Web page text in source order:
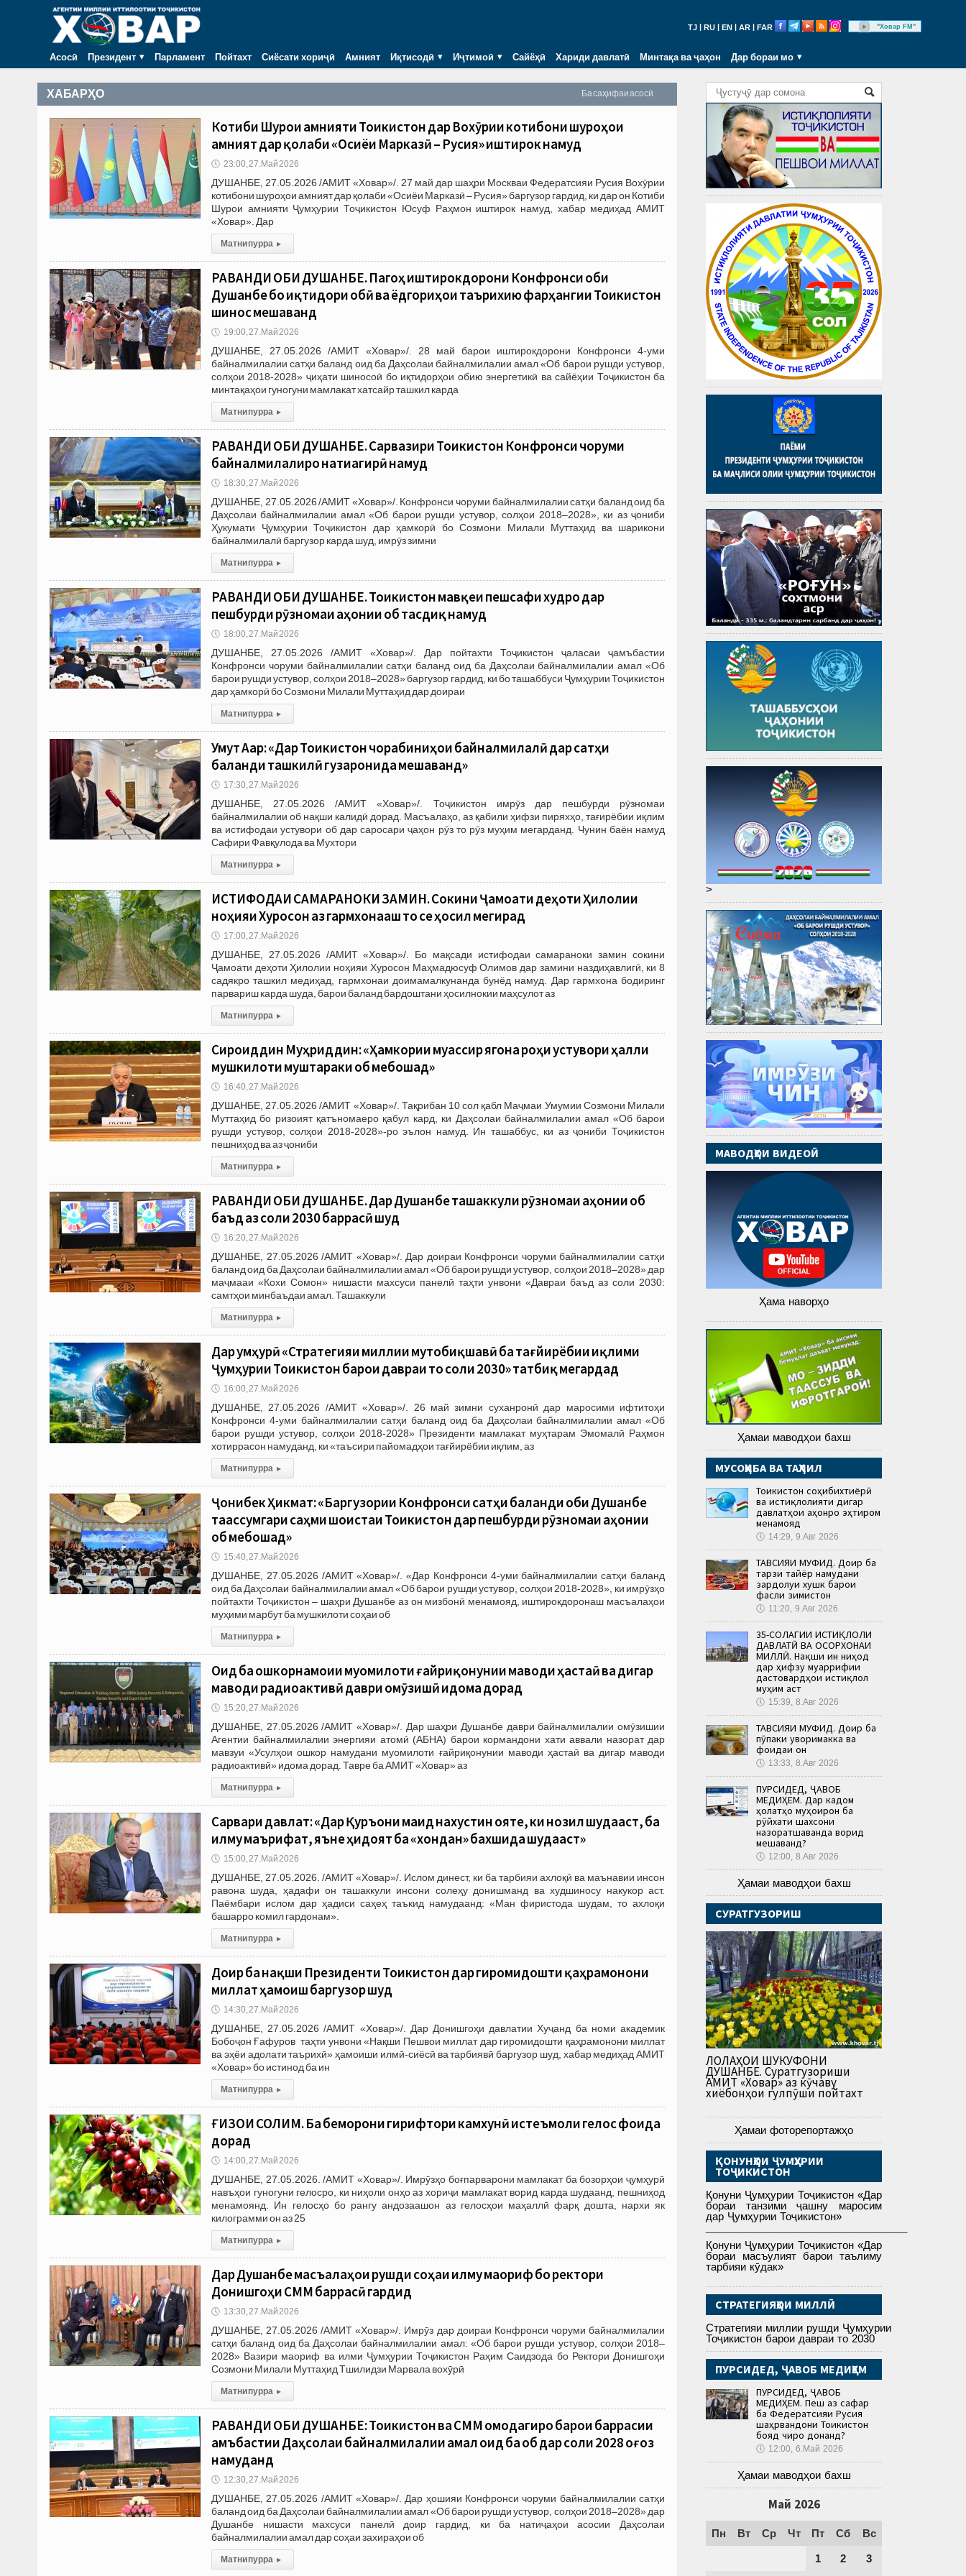
TJ RU EN AR FAR "Ховар FM"
Асосӣ Президент Парламент Пойтахт Сиёсати хориҷӣ Амният Иқтисодӣ Иҷтимоӣ Сайёҳӣ Хариди давлатӣ Минтақа ва ҷаҳон Дар бораи мо
Ба саҳифаи асосӣ
ХАБАРҲО
Котиби Шурои амнияти Тоҷикистон дар Вохӯрии котибони шуроҳои
амният дар қолаби «Осиёи Марказӣ – Русия» иштирок намуд
🕔 23:00, 27.Май 2026
ДУШАНБЕ, 27.05.2026 /АМИТ «Ховар»/. 27 май дар шаҳри Москваи Федератсияи Русия Вохӯрии
котибони шуроҳои амният дар қолаби «Осиёи Марказӣ – Русия» баргузор гардид, ки дар он Котиби
Шурои амнияти Ҷумҳурии Тоҷикистон Юсуф Раҳмон иштирок намуд, хабар медиҳад АМИТ
«Ховар». Дар
Матни пурра ▸
РАВАНДИ ОБИ ДУШАНБЕ. Пагоҳ иштирокдорони Конфронси оби
Душанбе бо иқтидори обӣ ва ёдгориҳои таърихию фарҳангии Тоҷикистон
шинос мешаванд
🕔 19:00, 27.Май 2026
ДУШАНБЕ, 27.05.2026 /АМИТ «Ховар»/. 28 май барои иштирокдорони Конфронси 4-уми
байналмилалии сатҳи баланд оид ба Даҳсолаи байналмилалии амал «Об барои рушди устувор,
солҳои 2018-2028» ҷиҳати шиносоӣ бо иқтидорҳои обию энергетикӣ ва сайёҳии Тоҷикистон ба
минтақаҳои гуногуни мамлакат хатсайр ташкил карда
Матни пурра ▸
РАВАНДИ ОБИ ДУШАНБЕ. Сарвазири Тоҷикистон Конфронси чоруми
байналмилалиро натиҷагирӣ намуд
🕔 18:30, 27.Май 2026
ДУШАНБЕ, 27.05.2026 /АМИТ «Ховар»/. Конфронси чоруми байналмилалии сатҳи баланд оид ба
Даҳсолаи байналмилалии амал «Об барои рушди устувор, солҳои 2018–2028», ки аз ҷониби
Ҳукумати Ҷумҳурии Тоҷикистон дар ҳамкорӣ бо Созмони Милали Муттаҳид ва шарикони
байналмилалӣ баргузор карда шуд, имрӯз зимни
Матни пурра ▸
РАВАНДИ ОБИ ДУШАНБЕ. Тоҷикистон мавқеи пешсафи худро дар
пешбурди рӯзномаи ҷаҳонии об тасдиқ намуд
🕔 18:00, 27.Май 2026
ДУШАНБЕ, 27.05.2026 /АМИТ «Ховар»/. Дар пойтахти Тоҷикистон ҷаласаи ҷамъбастии
Конфронси чоруми байналмилалии сатҳи баланд оид ба Даҳсолаи байналмилалии амал «Об
барои рушди устувор, солҳои 2018–2028» баргузор гардид, ки бо ташаббуси Ҷумҳурии Тоҷикистон
дар ҳамкорӣ бо Созмони Милали Муттаҳид дар доираи
Матни пурра ▸
Умут Аҷар: «Дар Тоҷикистон чорабиниҳои байналмилалӣ дар сатҳи
баланди ташкилӣ гузаронида мешаванд»
🕔 17:30, 27.Май 2026
ДУШАНБЕ, 27.05.2026 /АМИТ «Ховар»/. Тоҷикистон имрӯз дар пешбурди рӯзномаи
байналмилалии об нақши калидӣ дорад. Масъалаҳо, аз қабили ҳифзи пиряхҳо, тағирёбии иқлим
ва истифодаи устувори об дар саросари ҷаҳон рӯз то рӯз муҳим мегарданд. Чунин баён намуд
Сафири Фавқулода ва Мухтори
Матни пурра ▸
ИСТИФОДАИ САМАРАНОКИ ЗАМИН. Сокини Ҷамоати деҳоти Ҳилолии
ноҳияи Хуросон аз гармхонааш то се ҳосил мегирад
🕔 17:00, 27.Май 2026
ДУШАНБЕ, 27.05.2026 /АМИТ «Ховар»/. Бо мақсади истифодаи самараноки замин сокини
Ҷамоати деҳоти Ҳилолии ноҳияи Хуросон Маҳмадюсуф Олимов дар замини наздиҳавлигӣ, ки 8
садякро ташкил медиҳад, гармхонаи доимамалкунанда бунёд намуд. Дар гармхона бодиринг
парвариш карда шуда, барои баланд бардоштани ҳосилнокии маҳсулот аз
Матни пурра ▸
Сироҷиддин Муҳриддин: «Ҳамкории муассир ягона роҳи устувори ҳалли
мушкилоти муштараки об мебошад»
🕔 16:40, 27.Май 2026
ДУШАНБЕ, 27.05.2026 /АМИТ «Ховар»/. Тақрибан 10 сол қабл Маҷмаи Умумии Созмони Милали
Муттаҳид бо ризоият қатъномаеро қабул кард, ки Даҳсолаи байналмилалии амал «Об барои
рушди устувор, солҳои 2018-2028»-ро эълон намуд. Ин ташаббус, ки аз ҷониби Тоҷикистон
пешниҳод ва аз ҷониби
Матни пурра ▸
РАВАНДИ ОБИ ДУШАНБЕ. Дар Душанбе ташаккули рӯзномаи ҷаҳонии об
баъд аз соли 2030 баррасӣ шуд
🕔 16:20, 27.Май 2026
ДУШАНБЕ, 27.05.2026 /АМИТ «Ховар»/. Дар доираи Конфронси чоруми байналмилалии сатҳи
баланд оид ба Даҳсолаи байналмилалии амал «Об барои рушди устувор, солҳои 2018–2028» дар
маҷмааи «Кохи Сомон» нишасти махсуси панелӣ таҳти унвони «Давраи баъд аз соли 2030:
самтҳои минбаъдаи амал. Ташаккули
Матни пурра ▸
Дар ҷумҳурӣ «Стратегияи миллии мутобиқшавӣ ба тағйирёбии иқлими
Ҷумҳурии Тоҷикистон барои давраи то соли 2030» татбиқ мегардад
🕔 16:00, 27.Май 2026
ДУШАНБЕ, 27.05.2026 /АМИТ «Ховар»/. 26 май зимни суханронӣ дар маросими ифтитоҳи
Конфронси 4-уми байналмилалии сатҳи баланд оид ба Даҳсолаи байналмилалии амал «Об
барои рушди устувор, солҳои 2018-2028» Президенти мамлакат муҳтарам Эмомалӣ Раҳмон
хотиррасон намуданд, ки «таъсири пайомадҳои тағйирёбии иқлим, аз
Матни пурра ▸
Ҷонибек Ҳикмат: «Баргузории Конфронси сатҳи баланди оби Душанбе
таҷассумгари саҳми шоистаи Тоҷикистон дар пешбурди рӯзномаи ҷаҳонии
об мебошад»
🕔 15:40, 27.Май 2026
ДУШАНБЕ, 27.05.2026 /АМИТ «Ховар»/. «Дар Конфронси 4-уми байналмилалии сатҳи баланд
оид ба Даҳсолаи байналмилалии амал «Об барои рушди устувор, солҳои 2018-2028», ки имрӯзҳо
пойтахти Тоҷикистон – шаҳри Душанбе аз он мизбонӣ менамояд, иштирокдоронаш масъалаҳои
муҳими марбут ба мушкилоти соҳаи об
Матни пурра ▸
Оид ба ошкорнамоии муомилоти ғайриқонунии маводи ҳастаӣ ва дигар
маводи радиоактивӣ даври омӯзишӣ идома дорад
🕔 15:20, 27.Май 2026
ДУШАНБЕ, 27.05.2026 /АМИТ «Ховар»/. Дар шаҳри Душанбе даври байналмилалии омӯзишии
Агентии байналмилалии энергияи атомӣ (АБНА) барои кормандони хати аввали назорат дар
мавзуи «Усулҳои ошкор намудани муомилоти ғайриқонунии маводи ҳастаӣ ва дигар маводи
радиоактивӣ» идома дорад. Тавре ба АМИТ «Ховар» аз
Матни пурра ▸
Сарвари давлат: «Дар Қуръони маҷид нахустин ояте, ки нозил шудааст, ба
илму маърифат, яъне ҳидоят ба «хондан» бахшида шудааст»
🕔 15:00, 27.Май 2026
ДУШАНБЕ, 27.05.2026. /АМИТ «Ховар»/. Ислом динест, ки ба тарбияи ахлоқӣ ва маънавии инсон
равона шуда, ҳадафи он ташаккули инсони солеҳу донишманд ва худшиносу накукор аст.
Паёмбари ислом дар ҳадиси саҳеҳ таъкид намудаанд: «Ман фиристода шудам, то ахлоқи
башарро комил гардонам».
Матни пурра ▸
Доир ба нақши Президенти Тоҷикистон дар гиромидошти қаҳрамонони
миллат ҳамоиш баргузор шуд
🕔 14:30, 27.Май 2026
ДУШАНБЕ, 27.05.2026 /АМИТ «Ховар»/. Дар Донишгоҳи давлатии Хуҷанд ба номи академик
Бобоҷон Ғафуров таҳти унвони «Нақши Пешвои миллат дар гиромидошти қаҳрамонони миллат
ва эҳёи адолати таърихӣ» ҳамоиши илмӣ-сиёсӣ ва тарбиявӣ баргузор шуд, хабар медиҳад АМИТ
«Ховар» бо истинод ба ин
Матни пурра ▸
ҒИЗОИ СОЛИМ. Ба беморони гирифтори камхунӣ истеъмоли гелос фоида
дорад
🕔 14:00, 27.Май 2026
ДУШАНБЕ, 27.05.2026. /АМИТ «Ховар»/. Имрӯзҳо боғпарварони мамлакат ба бозорҳои ҷумҳурӣ
навъҳои гуногуни гелосро, ки ниҳоли онҳо аз хориҷи мамлакат ворид карда шудаанд, пешниҳод
менамоянд. Ин гелосҳо бо рангу андозаашон аз гелосҳои маҳаллӣ фарқ дошта, нархи як
килограмми он аз 25
Матни пурра ▸
Дар Душанбе масъалаҳои рушди соҳаи илму маориф бо ректори
Донишгоҳи СММ баррасӣ гардид
🕔 13:30, 27.Май 2026
ДУШАНБЕ, 27.05.2026 /АМИТ «Ховар»/. Имрӯз дар доираи Конфронси чоруми байналмилалии
сатҳи баланд оид ба Даҳсолаи байналмилалии амал: «Об барои рушди устувор, солҳои 2018–
2028» Вазири маориф ва илми Ҷумҳурии Тоҷикистон Раҳим Саидзода бо Ректори Донишгоҳи
Созмони Милали Муттаҳид Тшилидзи Марвала вохӯрӣ
Матни пурра ▸
РАВАНДИ ОБИ ДУШАНБЕ: Тоҷикистон ва СММ омодагиро барои баррасии
ҷамъбастии Даҳсолаи байналмилалии амал оид ба об дар соли 2028 оғоз
намуданд
🕔 12:30, 27.Май 2026
ДУШАНБЕ, 27.05.2026 /АМИТ «Ховар»/. Дар ҳошияи Конфронси чоруми байналмилалии сатҳи
баланд оид ба Даҳсолаи байналмилалии амал «Об барои рушди устувор, солҳои 2018–2028» дар
Душанбе нишасти махсуси панелӣ доир гардид, ки ба натиҷаҳои асосии Даҳсолаи
байналмилалии амал дар соҳаи захираҳои об
Матни пурра ▸
>
МАВОДҲОИ ВИДЕОӢ
Ҳама наворҳо
Ҳамаи маводҳои бахш
МУСОҲИБА ВА ТАҲЛИЛ
Тоҷикистон соҳибихтиёрӣ
ва истиқлолияти дигар
давлатҳои ҷаҳонро эҳтиром
менамояд
🕔 14:29, 9.Авг 2026
ТАВСИЯИ МУФИД. Доир ба
тарзи тайёр намудани
зардолуи хушк барои
фасли зимистон
🕔 11:20, 9.Авг 2026
35-СОЛАГИИ ИСТИҚЛОЛИ
ДАВЛАТӢ ВА ОСОРХОНАИ
МИЛЛӢ. Нақши ин ниҳод
дар ҳифзу муаррифии
дастовардҳои истиқлол
муҳим аст
🕔 15:39, 8.Авг 2026
ТАВСИЯИ МУФИД. Доир ба
пӯпаки ҷуворимакка ва
фоидаи он
🕔 13:33, 8.Авг 2026
ПУРСИДЕД, ҶАВОБ
МЕДИҲЕМ. Дар кадом
ҳолатҳо муҳоҷирон ба
рӯйхати шахсони
назоратшаванда ворид
мешаванд?
🕔 12:00, 8.Авг 2026
Ҳамаи маводҳои бахш
СУРАТГУЗОРИШ
ЛОЛАҲОИ ШУКУФОНИ
ДУШАНБЕ. Суратгузориши
АМИТ «Ховар» аз кӯчаву
хиёбонҳои гулпӯши пойтахт
Ҳамаи фоторепортажҳо
ҚОНУНҲОИ ҶУМҲУРИИ
ТОҶИКИСТОН
Қонуни Ҷумҳурии Тоҷикистон «Дар
бораи танзими ҷашну маросим
дар Ҷумҳурии Тоҷикистон»
Қонуни Ҷумҳурии Тоҷикистон «Дар
бораи масъулият барои таълиму
тарбияи кӯдак»
СТРАТЕГИЯҲОИ МИЛЛӢ
Стратегияи миллии рушди Ҷумҳурии
Тоҷикистон барои давраи то 2030
ПУРСИДЕД, ҶАВОБ МЕДИҲЕМ
ПУРСИДЕД, ҶАВОБ
МЕДИҲЕМ. Пеш аз сафар
ба Федератсияи Русия
шаҳрвандони Тоҷикистон
бояд чиро донанд?
🕔 12:00, 6.Май 2026
Ҳамаи маводҳои бахш
Май 2026
Пн Вт Ср Чт Пт Сб Вс
1 2 3